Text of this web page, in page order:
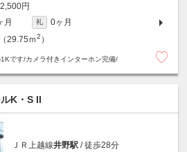
2,500円
月 礼
0ヶ月
29.75ｍ2 ）
です/カメラ付きインターホン完備/
K・S II
ＪＲ上越線井野駅 / 徒歩28分